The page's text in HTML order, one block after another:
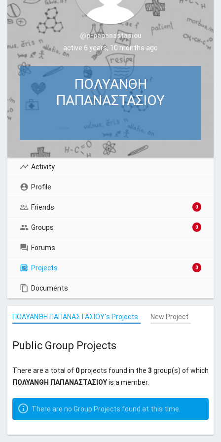
@p-papanastasiou
active 6 years, 10 months ago
ΠΟΛΥΑΝΘΗ
ΠΑΠΑΝΑΣΤΑΣΙΟΥ
Activity
Profile
Friends 0
Groups 0
Forums
Projects 0
Documents
ΠΟΛΥΑΝΘΗ ΠΑΠΑΝΑΣΤΑΣΙΟΥ's Projects New Project
Public Group Projects
There are a total of 0projects found in the 3 group(s) of which
ΠΟΛΥΑΝΘΗ ΠΑΠΑΝΑΣΤΑΣΙΟΥis a member.
There are no Group Projects found at this time.